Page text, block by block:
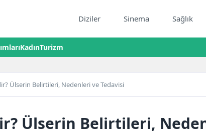
Diziler Sinema Sağlık
KadınTurizm
Ülserin Belirtileri, Nedenleri ve Tedavisi
Ülserin Belirtileri,